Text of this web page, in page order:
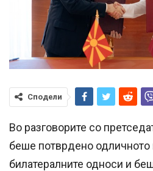
Сподели
Во разговорите со
беше потврдено одличното
билатералните односи и